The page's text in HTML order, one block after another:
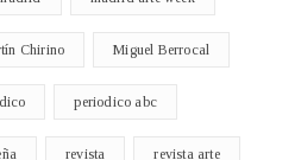
Chirino Miguel Berrocal
periodico abc
revista revista arte